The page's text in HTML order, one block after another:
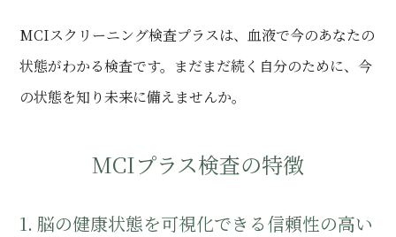
MCIスクリーニング検査プラスは、血液で今のあなたの
状態がわかる検査です。まだまだ続く自分のために、今
の状態を知り未来に備えませんか。
MCIプラス検査の特徴
1. 脳の健康状態を可視化できる信頼性の高い